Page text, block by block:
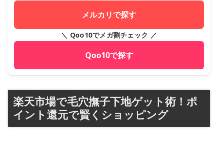
メルカリで探す
＼ Qoo10でメガ割チェック ／
Qoo10で探す
楽天市場で毛穴撫子下地ゲット術！ポ
イント還元で賢くショッピング